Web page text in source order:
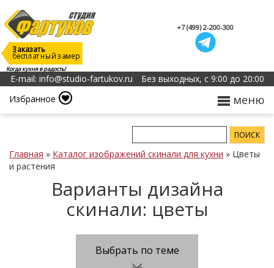
Когда кухня в радость!
Заказать
бесплатный замер
+7 (499) 2-200-300
E-mail: info@studio-fartukov.ru
Без выходных, с 9:00 до 20:00
Избранное
меню
Главная » Каталог изображений скинали для кухни » Цветы
и растения
Варианты дизайна
скинали: цветы
Выбрать по теме